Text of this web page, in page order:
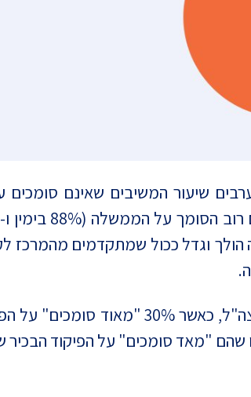
הולך וגדל ככול שמתקדמים מהמרכז